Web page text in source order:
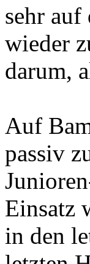
sehr
wieder
darum,
Auf
passiv
Einsatz
in den